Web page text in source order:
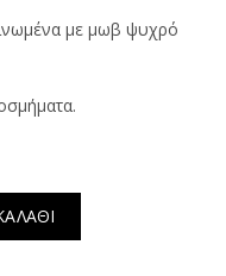
με μωβ ψυχρό